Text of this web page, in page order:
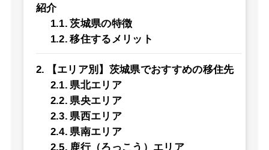
紹介
茨城県の特徴
移住するメリット
【エリア別】茨城県でおすすめの移住先
県北エリア
県央エリア
県西エリア
県南エリア
鹿行（ろっこう）エリア